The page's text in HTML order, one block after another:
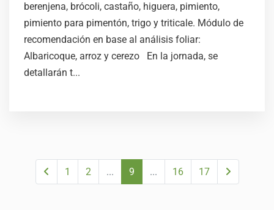
berenjena, brócoli, castaño, higuera, pimiento,
pimiento para pimentón, trigo y triticale. Módulo de
recomendación en base al análisis foliar:
Albaricoque, arroz y cerezo En la jornada, se
detallarán t...
1 2 ... 9 ... 16 17